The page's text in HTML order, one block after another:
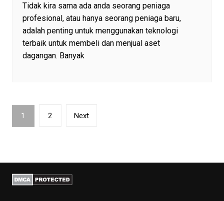
Tidak kira sama ada anda seorang peniaga
profesional, atau hanya seorang peniaga baru,
adalah penting untuk menggunakan teknologi
terbaik untuk membeli dan menjual aset
dagangan. Banyak
Navigasi
kiriman
1 2 Next